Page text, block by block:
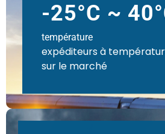
-25°C ~
température
expéditeurs à
sur le marché